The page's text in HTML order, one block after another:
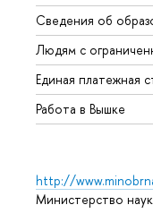
Сведения об
Людям с
Единая платежная
Работа в Вышке
http://
Министерство